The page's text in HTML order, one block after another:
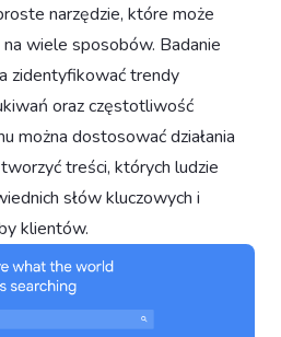
narzędzie, które może
wiele sposobów. Badanie
zidentyfikować trendy
oraz częstotliwość
można dostosować działania
treści, których ludzie
słów kluczowych i
klientów.